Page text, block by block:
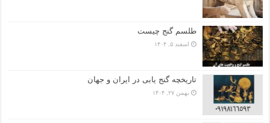
طلسم گنج چیست
اسفند ۵, ۱۴۰۴
تاریخچه گنج‌ یابی در ایران و جهان
بهمن ۲۷, ۱۴۰۴